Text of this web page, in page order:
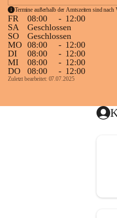
Termine außerhalb der Amtszeiten sind
FR 08:00 - 12:00
SA
Geschlossen
SO
Geschlossen
MO 08:00 - 12:00
DI
08:00 - 12:00
MI
08:00 - 12:00
DO
08:00 - 12:00
Zuletzt bearbeitet: 07.07.2025